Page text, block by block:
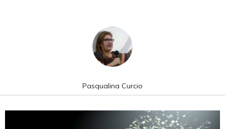
Pasqualina Curcio